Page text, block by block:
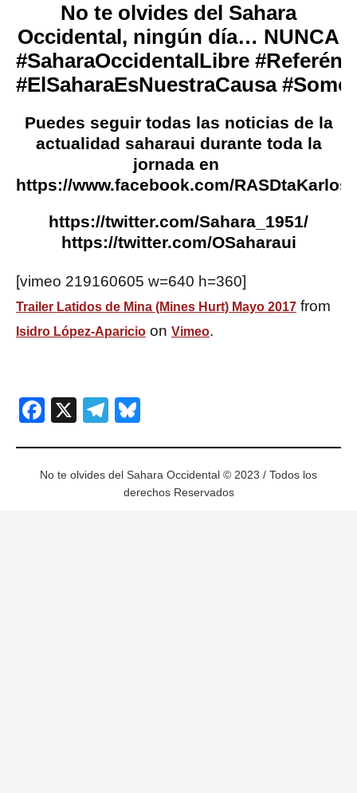
No te olvides del Sahara
Occidental, ningún día… NUNCA
#SaharaOccidentalLibre #
#ElSaharaEsNuestraCausa #
Puedes seguir todas las noticias de la
actualidad saharaui‏ durante toda la
jornada en
https://www.facebook.com/RASDtaKarlos/
https://twitter.com/Sahara_1951/
https://twitter.com/OSaharaui
[vimeo 219160605 w=640 h=360]
Trailer Latidos de Mina (Mines Hurt) Mayo 2017 from
Isidro López-Aparicio on Vimeo.
Facebook
X Telegram
No te olvides del Sahara Occidental © 2023 / Todos los
derechos Reservados